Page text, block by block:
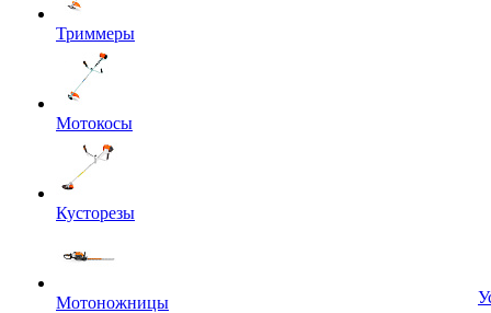
Триммеры
Мотокосы
Кусторезы
Мотоножницы